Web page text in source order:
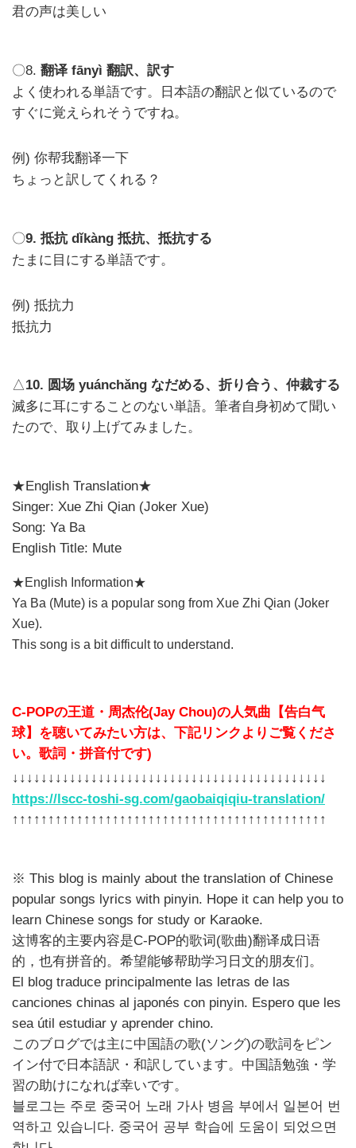
君の声は美しい
〇8. 翻译 fānyì 翻訳、訳す
よく使われる単語です。日本語の翻訳と似ているので
すぐに覚えられそうですね。
例) 你帮我翻译一下
ちょっと訳してくれる？
〇9. 抵抗 dǐkàng 抵抗、抵抗する
たまに目にする単語です。
例) 抵抗力
抵抗力
△10. 圆场 yuánchǎng なだめる、折り合う、仲裁する
滅多に耳にすることのない単語。筆者自身初めて聞い
たので、取り上げてみました。
★English Translation★
Singer: Xue Zhi Qian (Joker Xue)
Song: Ya Ba
English Title: Mute
★English Information★
Ya Ba (Mute) is a popular song from Xue Zhi Qian (Joker
Xue).
This song is a bit difficult to understand.
C-POPの王道・周杰伦(Jay Chou)の人気曲【告白气
球】を聴いてみたい方は、下記リンクよりご覧くださ
い。歌詞・拼音付です)
↓↓↓↓↓↓↓↓↓↓↓↓↓↓↓↓↓↓↓↓↓↓↓↓↓↓↓↓↓↓↓↓↓↓↓↓↓↓↓↓↓↓↓↓
https://lscc-toshi-sg.com/gaobaiqiqiu-translation/
↑↑↑↑↑↑↑↑↑↑↑↑↑↑↑↑↑↑↑↑↑↑↑↑↑↑↑↑↑↑↑↑↑↑↑↑↑↑↑↑↑↑↑↑
※ This blog is mainly about the translation of Chinese
popular songs lyrics with pinyin. Hope it can help you to
learn Chinese songs for study or Karaoke.
这博客的主要内容是C-POP的歌词(歌曲)翻译成日语
的，也有拼音的。希望能够帮助学习日文的朋友们。
El blog traduce principalmente las letras de las
canciones chinas al japonés con pinyin. Espero que les
sea útil estudiar y aprender chino.
このブログでは主に中国語の歌(ソング)の歌詞をピン
イン付で日本語訳・和訳しています。中国語勉強・学
習の助けになれば幸いです。
블로그는 주로 중국어 노래 가사 병음 부에서 일본어 번
역하고 있습니다. 중국어 공부 학습에 도움이 되었으면